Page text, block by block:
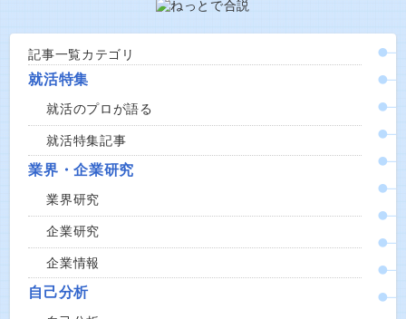
記事一覧カテゴリ
就活特集
就活のプロが語る
就活特集記事
業界・企業研究
業界研究
企業研究
企業情報
自己分析